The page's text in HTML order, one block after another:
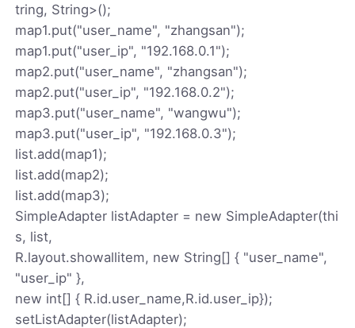
tring, String>();
map1.put("user_name", "zhangsan");
map1.put("user_ip", "192.168.0.1");
map2.put("user_name", "zhangsan");
map2.put("user_ip", "192.168.0.2");
map3.put("user_name", "wangwu");
map3.put("user_ip", "192.168.0.3");
list.add(map1);
list.add(map2);
list.add(map3);
SimpleAdapter listAdapter = new SimpleAdapter(thi
s, list,
R.layout.showallitem, new String[] { "user_name",
"user_ip" },
new int[] { R.id.user_name,R.id.user_ip});
setListAdapter(listAdapter);